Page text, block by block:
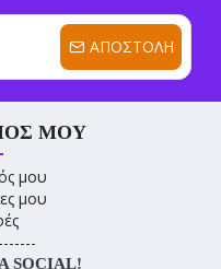
ΑΠΟΣΤΟΛΉ
ΜΟΥ
μου
μου
SOCIAL!